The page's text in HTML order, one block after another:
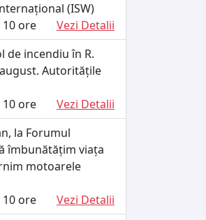
(ISW)
ore
Vezi Detalii
de incendiu în R.
Autoritățile
ore
Vezi Detalii
la Forumul
îmbunătățim viața
motoarele
ore
Vezi Detalii